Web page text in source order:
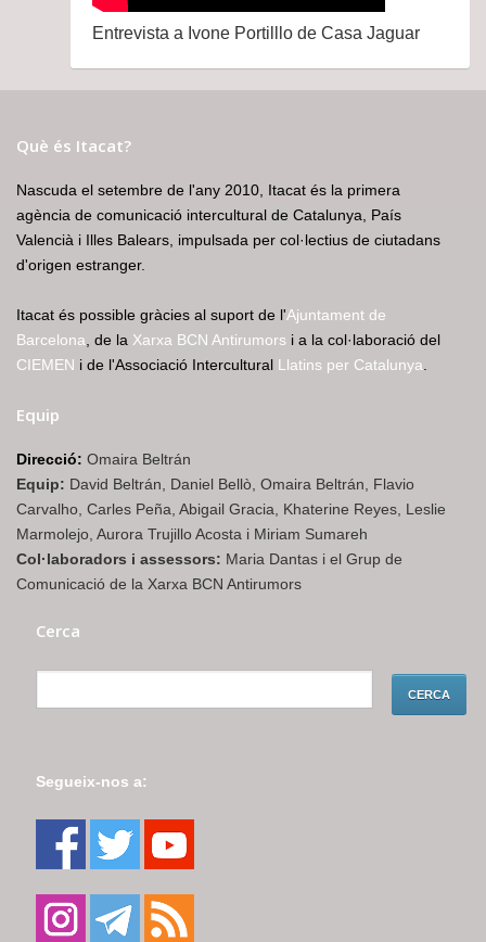
Entrevista a Ivone Portilllo de Casa Jaguar
Què és Itacat?
Nascuda el setembre de l'any 2010, Itacat és la primera
agència de comunicació intercultural de Catalunya, País
Valencià i Illes Balears, impulsada per col·lectius de ciutadans
d'origen estranger.
Itacat és possible gràcies al suport de l'Ajuntament de
Barcelona , de la Xarxa BCN Antirumors i a la col·laboració del
CIEMEN i de l'Associació Intercultural Llatins per Catalunya
Equip
Direcció: Omaira Beltrán
Equip: David Beltrán, Daniel Bellò, Omaira Beltrán, Flavio
Carvalho, Carles Peña, Abigail Gracia, Khaterine Reyes, Leslie
Marmolejo, Aurora Trujillo Acosta i Miriam Sumareh
Col·laboradors i assessors: Maria Dantas i el Grup de
Comunicació de la Xarxa BCN Antirumors
Cerca
Segueix-nos a: